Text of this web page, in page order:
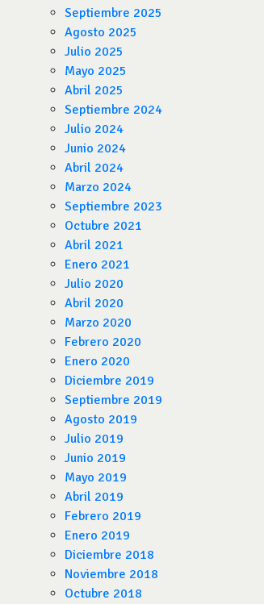
Septiembre 2025
Agosto 2025
Julio 2025
Mayo 2025
Abril 2025
Septiembre 2024
Julio 2024
Junio 2024
Abril 2024
Marzo 2024
Septiembre 2023
Octubre 2021
Abril 2021
Enero 2021
Julio 2020
Abril 2020
Marzo 2020
Febrero 2020
Enero 2020
Diciembre 2019
Septiembre 2019
Agosto 2019
Julio 2019
Junio 2019
Mayo 2019
Abril 2019
Febrero 2019
Enero 2019
Diciembre 2018
Noviembre 2018
Octubre 2018